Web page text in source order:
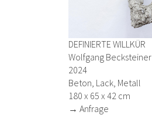
DEFINIERTE WILLKÜR
Wolfgang Becksteiner
2024
Beton, Lack, Metall
180 x 65 x 42 cm
→ Anfrage